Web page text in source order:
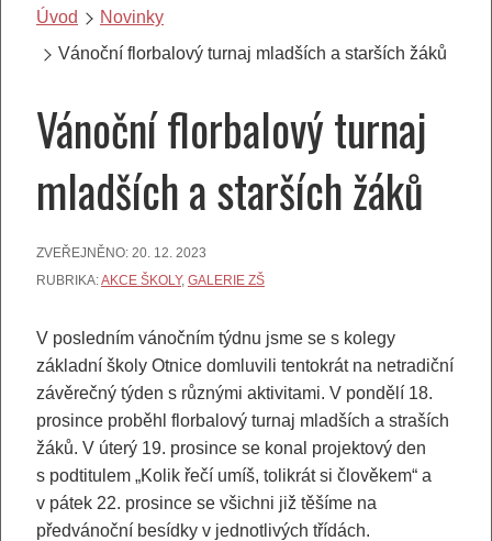
Úvod
Novinky
Vánoční florbalový turnaj mladších a starších žáků
Vánoční florbalový turnaj
mladších a starších žáků
ZVEŘEJNĚNO: 20. 12. 2023
RUBRIKA:AKCE ŠKOLY, GALERIE ZŠ
V posledním vánočním týdnu jsme se s kolegy
základní školy Otnice domluvili tentokrát na netradiční
závěrečný týden s různými aktivitami. V pondělí 18.
prosince proběhl florbalový turnaj mladších a straších
žáků. V úterý 19. prosince se konal projektový den
s podtitulem „Kolik řečí umíš, tolikrát si člověkem“ a
v pátek 22. prosince se všichni již těšíme na
předvánoční besídky v jednotlivých třídách.